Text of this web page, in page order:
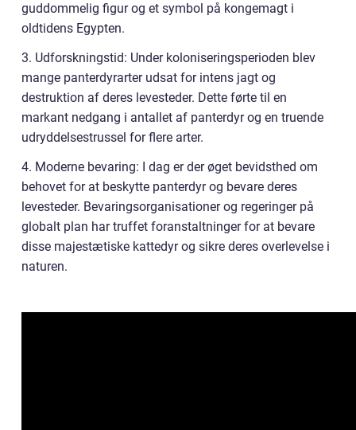
guddommelig figur og et symbol på kongemagt i
oldtidens Egypten.
3. Udforskningstid: Under koloniseringsperioden blev
mange panterdyrarter udsat for intens jagt og
destruktion af deres levesteder. Dette førte til en
markant nedgang i antallet af panterdyr og en truende
udryddelsestrussel for flere arter.
4. Moderne bevaring: I dag er der øget bevidsthed om
behovet for at beskytte panterdyr og bevare deres
levesteder. Bevaringsorganisationer og regeringer på
globalt plan har truffet foranstaltninger for at bevare
disse majestætiske kattedyr og sikre deres overlevelse i
naturen.